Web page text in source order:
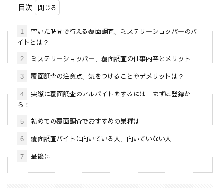
目次
1
空いた時間で行える覆面調査、ミステリーショッパーのバ
イトとは？
2
ミステリーショッパー、覆面調査の仕事内容とメリット
3
覆面調査の注意点、気をつけることやデメリットは？
4
実際に覆面調査のアルバイトをするには…まずは登録か
ら！
5
初めての覆面調査でおすすめの業種は
6
覆面調査バイトに向いている人、向いていない人
7
最後に